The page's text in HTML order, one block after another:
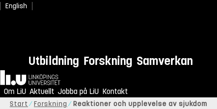
English
Utbildning Forskning Samverkan
Hem
Om LiU Aktuellt Jobba på LiU Kontakt
Start Forskning
Reaktioner och upplevelse av sjukdom